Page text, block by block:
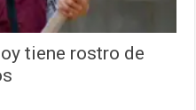
tiene rostro de